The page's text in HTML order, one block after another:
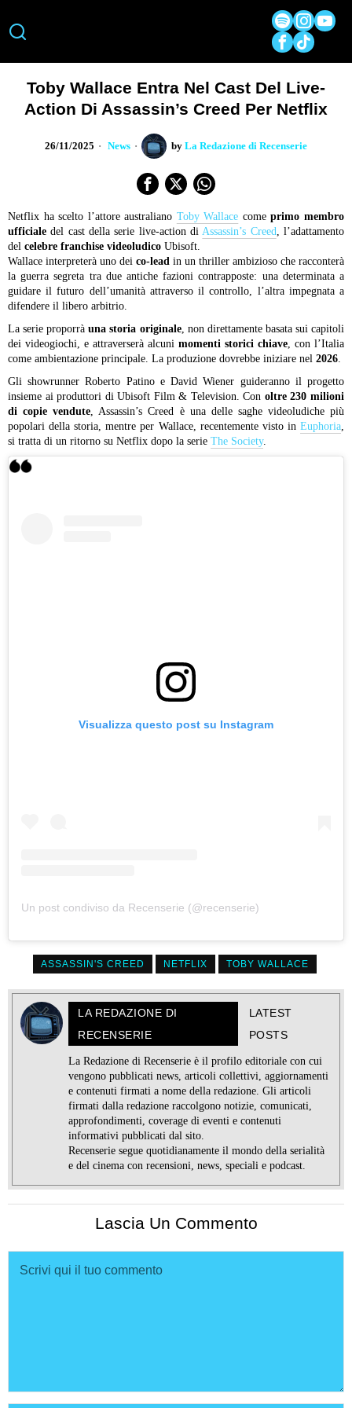
Toby Wallace Entra Nel Cast Del Live-
Action Di Assassin’s Creed Per Netflix
26/11/2025 News by La Redazione di Recenserie
Netflix ha scelto l’attore australiano Toby Wallace comeprimo membro
ufficiale del cast della serie live-action diAssassin’s Creed, l’adattamento
del celebre franchise videoludico Ubisoft.
Wallace interpreterà uno dei co-lead in un thriller ambizioso che racconterà
la guerra segreta tra due antiche fazioni contrapposte: una determinata a
guidare il futuro dell’umanità attraverso il controllo, l’altra impegnata a
difendere il libero arbitrio.
La serie proporràuna storia originale, non direttamente basata sui capitoli
dei videogiochi, e attraverserà alcuni momenti storici chiave, con l’Italia
come ambientazione principale. La produzione dovrebbe iniziare nel 2026.
Gli showrunner Roberto Patino e David Wiener guideranno il progetto
insieme ai produttori di Ubisoft Film & Television. Con oltre 230 milioni
di copie vendute, Assassin’s Creed è una delle saghe videoludiche più
popolari della storia, mentre per Wallace, recentemente visto in Euphoria,
si tratta di un ritorno su Netflix dopo la serie The Society.
Visualizza questo post su Instagram
Un post condiviso da Recenserie (@recenserie)
ASSASSIN'S CREED NETFLIX TOBY WALLACE
LA REDAZIONE DI
RECENSERIE
LATEST
POSTS
La Redazione di Recenserie è il profilo editoriale con cui
vengono pubblicati news, articoli collettivi, aggiornamenti
e contenuti firmati a nome della redazione. Gli articoli
firmati dalla redazione raccolgono notizie, comunicati,
approfondimenti, coverage di eventi e contenuti
informativi pubblicati dal sito.
Recenserie segue quotidianamente il mondo della serialità
e del cinema con recensioni, news, speciali e podcast.
Lascia Un Commento